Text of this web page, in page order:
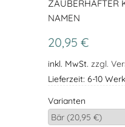
ZAUBERHAFTER
NAMEN
20,95 €
inkl. MwSt. zzgl.
Lieferzeit: 6-10
Varianten